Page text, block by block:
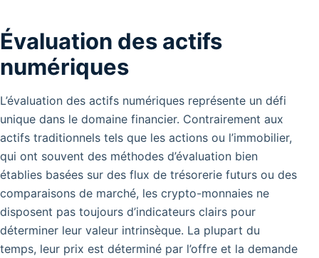
Évaluation des actifs
numériques
L’évaluation des actifs numériques représente un défi
unique dans le domaine financier. Contrairement aux
actifs traditionnels tels que les actions ou l’immobilier,
qui ont souvent des méthodes d’évaluation bien
établies basées sur des flux de trésorerie futurs ou des
comparaisons de marché, les crypto-monnaies ne
disposent pas toujours d’indicateurs clairs pour
déterminer leur valeur intrinsèque. La plupart du
temps, leur prix est déterminé par l’offre et la demande